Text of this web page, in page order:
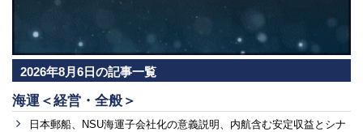
2026年8月6日の記事一覧
海運＜経営・全般＞
日本郵船、NSU海運子会社化の意義説明、内航含む安定収益とシナ